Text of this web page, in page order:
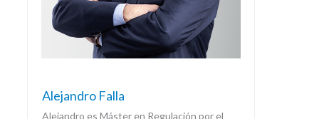
Alejandro Falla
Alejandro es Máster en Regulación por el